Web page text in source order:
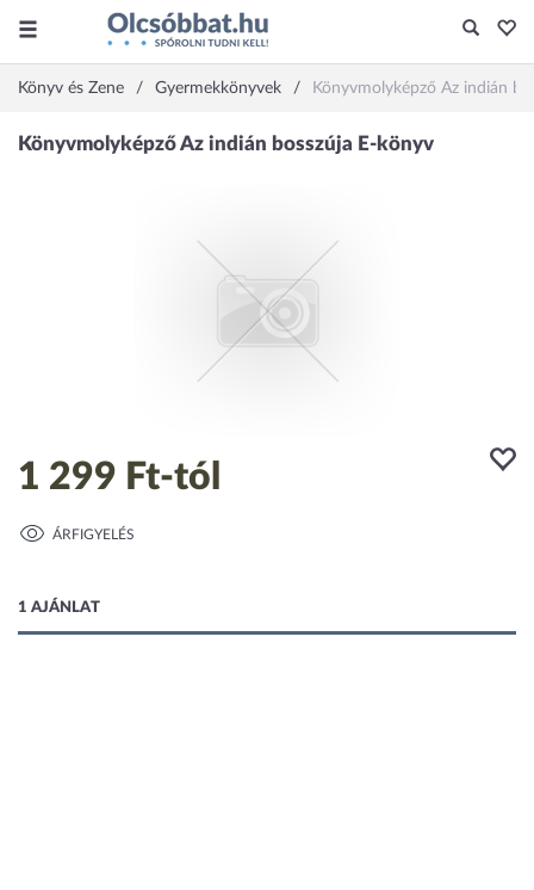
Könyv és Zene Gyermekkönyvek Könyvmolyképző Az indián
1 299 Ft-tól
ÁRFIGYELÉS
1 AJÁNLAT